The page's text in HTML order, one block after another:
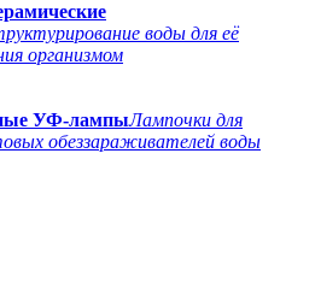
воды для её
организмом
УФ-лампыЛампочки для
обеззараживателей воды